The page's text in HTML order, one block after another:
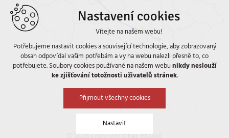
Nastavení cookies
Vítejte na našem webu!
Potřebujeme nastavit cookies a související technologie, aby zobrazovaný
obsah odpovídal vašim potřebám a vy na webu nalezli přesně to, co
potřebujete. Soubory cookies používané na našem webunikdy neslouží
ke zjišťování totožnosti uživatelů stránek.
Přijmout všechny cookies
Nastavit